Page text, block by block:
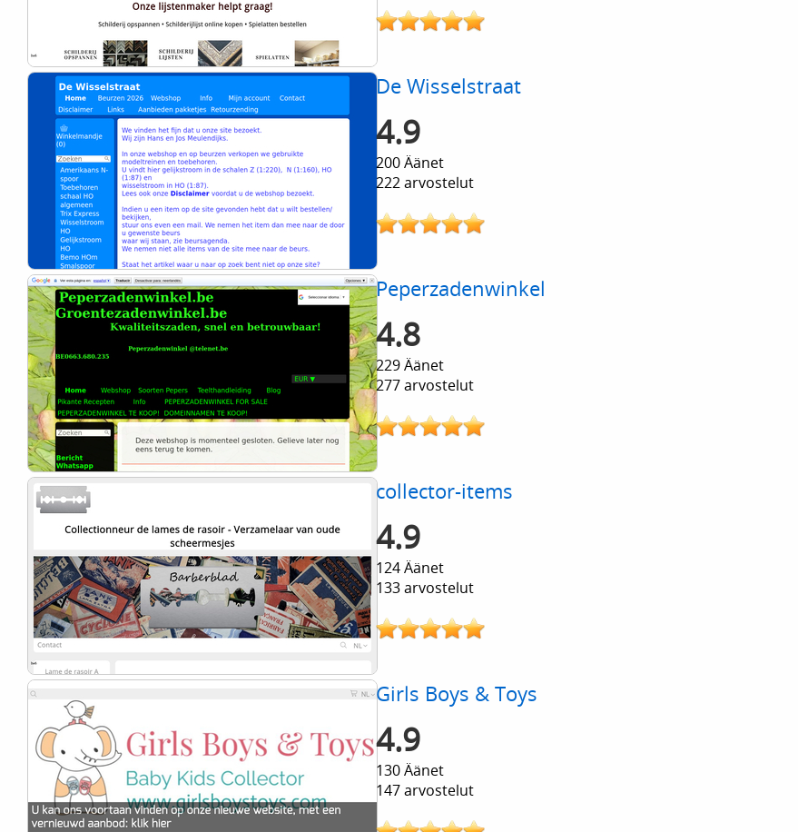
De Wisselstraat
4.9
200 Äänet
222 arvostelut
Peperzadenwinkel
4.8
229 Äänet
277 arvostelut
collector-items
4.9
124 Äänet
133 arvostelut
Girls Boys & Toys
4.9
130 Äänet
147 arvostelut